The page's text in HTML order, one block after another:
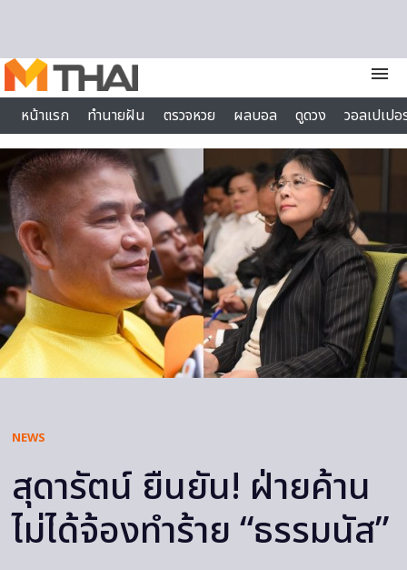
menu
หน้าแรก
ทำนายฝัน ตรวจหวย ผลบอล ดูดวง
วอลเปเป
ไลฟ์สไตล์
NEWS
สุดารัตน์ ยืนยัน! ฝ่ายค้าน
ไม่ได้จ้องทำร้าย “ธรรมนัส”